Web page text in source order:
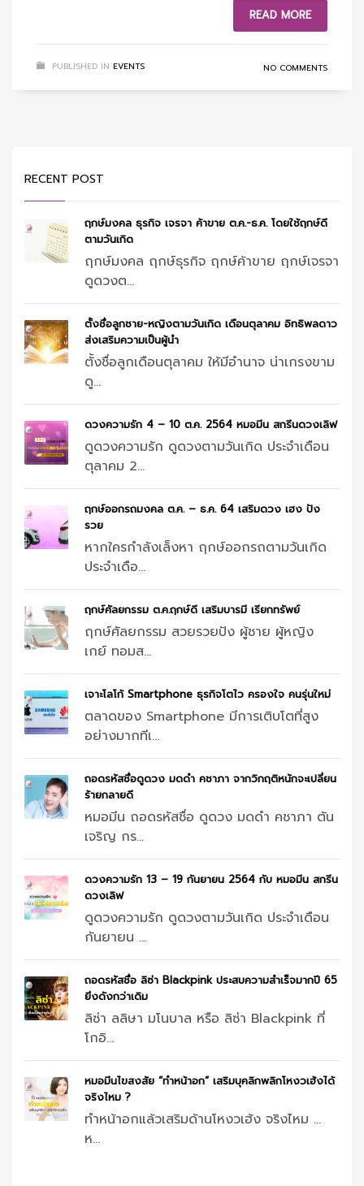
READ MORE
PUBLISHED IN EVENTS NO COMMENTS
RECENT POST
ฤกษ์มงคล ธุรกิจ เจรจา ค้าขาย ต.ค.-ธ.ค. โดยใช้ฤกษ์ดี
ตามวันเกิด
ฤกษ์มงคล ฤกษ์ธุรกิจ ฤกษ์ค้าขาย ฤกษ์เจรจา
ดูดวงต...
ตั้งชื่อลูกชาย-หญิงตามวันเกิด เดือนตุลาคม อิทธิพลดาว
ส่งเสริมความเป็นผู้นำ
ตั้งชื่อลูกเดือนตุลาคม ให้มีอำนาจ น่าเกรงขาม
ดู...
ดวงความรัก 4 – 10 ต.ค. 2564 หมอมีน สกรีนดวงเลิฟ
ดูดวงความรัก ดูดวงตามวันเกิด ประจำเดือน
ตุลาคม 2...
ฤกษ์ออกรถมงคล ต.ค. – ธ.ค. 64 เสริมดวง เฮง ปัง
รวย
หากใครกำลังเล็งหา ฤกษ์ออกรถตามวันเกิด
ประจำเดือ...
ฤกษ์ศัลยกรรม ต.ค.ฤกษ์ดี เสริมบารมี เรียกทรัพย์
ฤกษ์ศัลยกรรม สวยรวยปัง ผู้ชาย ผู้หญิง
เกย์ ทอมส...
เจาะโลโก้ Smartphone ธุรกิจโตไว ครองใจ คนรุ่นใหม่
ตลาดของ Smartphone มีการเติบโตที่สูง
อย่างมากทีเ...
ถอดรหัสชื่อดูดวง มดดำ คชาภา จากวิกฤติหนักจะเปลี่ยน
ร้ายกลายดี
หมอมีน ถอดรหัสชื่อ ดูดวง มดดำ คชาภา ตัน
เจริญ กร...
ดวงความรัก 13 – 19 กันยายน 2564 กับ หมอมีน สกรีน
ดวงเลิฟ
ดูดวงความรัก ดูดวงตามวันเกิด ประจำเดือน
กันยายน ...
ถอดรหัสชื่อ ลิซ่า Blackpink ประสบความสำเร็จมากปี 65
ยิ่งดังกว่าเดิม
ลิซ่า ลลิษา มโนบาล หรือ ลิซ่า Blackpink ที่
โกอิ...
หมอมีนไขสงสัย “ทำหน้าอก” เสริมบุคลิกพลิกโหงวเฮ้งได้
จริงไหม ?
ทำหน้าอกแล้วเสริมด้านโหงวเฮ้ง จริงไหม …
ห...